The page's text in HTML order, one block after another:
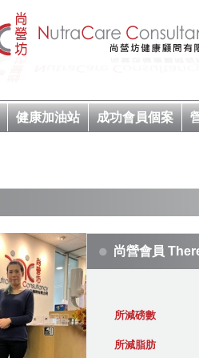
健康加油站 成功會員個案
尚營會員
所減磅數
所減脂肪